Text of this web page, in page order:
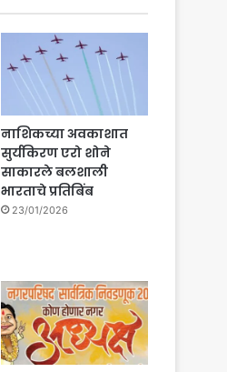
नाशिकच्या अवकाशात
सुर्यकिरण एरो शोने
साकारले बलशाली
भारताचे प्रतिबिंब
23/01/2026